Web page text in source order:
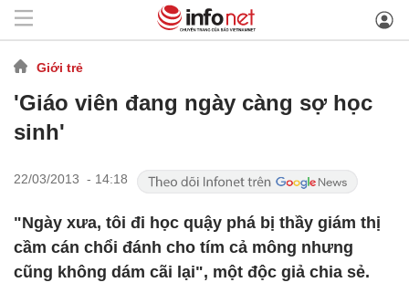
Giới trẻ
'Giáo viên đang ngày càng sợ học
sinh'
22/03/2013 - 14:18
"Ngày xưa, tôi đi học quậy phá bị thầy giám thị
cầm cán chổi đánh cho tím cả mông nhưng
cũng không dám cãi lại", một độc giả chia sẻ.